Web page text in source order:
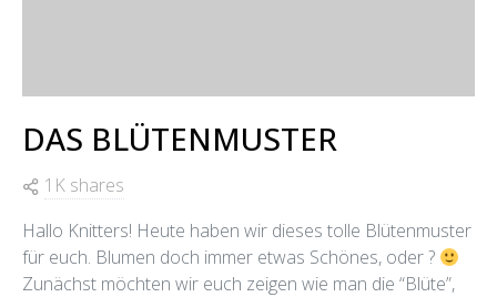
DAS BLÜTENMUSTER
1K shares
Hallo Knitters! Heute haben wir dieses tolle Blütenmuster
für euch. Blumen doch immer etwas Schönes, oder ?
Zunächst möchten wir euch zeigen wie man die “Blüte”,